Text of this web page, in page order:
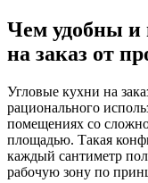
Чем удобны и
на заказ от
Угловые кухни на
рационального
помещениях со
площадью. Такая
каждый сантиметр
рабочую зону по